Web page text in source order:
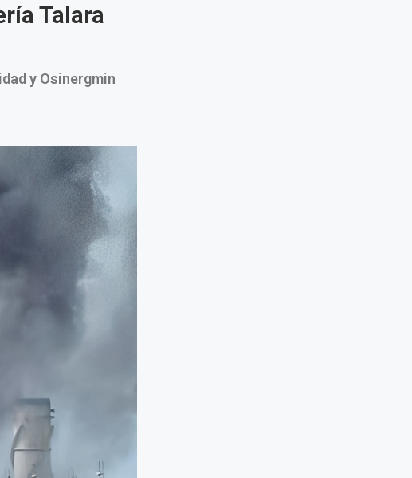
Talara
y Osinergmin